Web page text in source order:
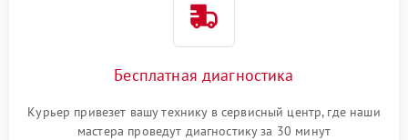
Бесплатная диагностика
Курьер привезет вашу технику в сервисный центр, где наши
мастера проведут диагностику за 30 минут